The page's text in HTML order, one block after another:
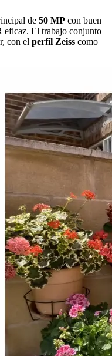
de 50 MP con buen
eficaz. El trabajo conjunto
con el perfil Zeiss como